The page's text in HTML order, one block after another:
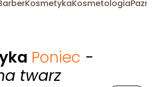
KosmetykaKosmetologia
Poniec -
twarz